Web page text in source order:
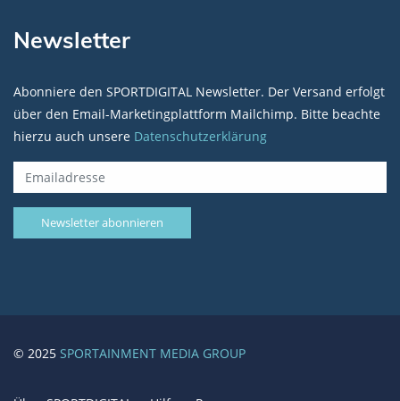
Newsletter
Abonniere den SPORTDIGITAL Newsletter. Der Versand erfolgt
über den Email-Marketingplattform Mailchimp. Bitte beachte
hierzu auch unsere Datenschutzerklärung
© 2025 SPORTAINMENT MEDIA GROUP